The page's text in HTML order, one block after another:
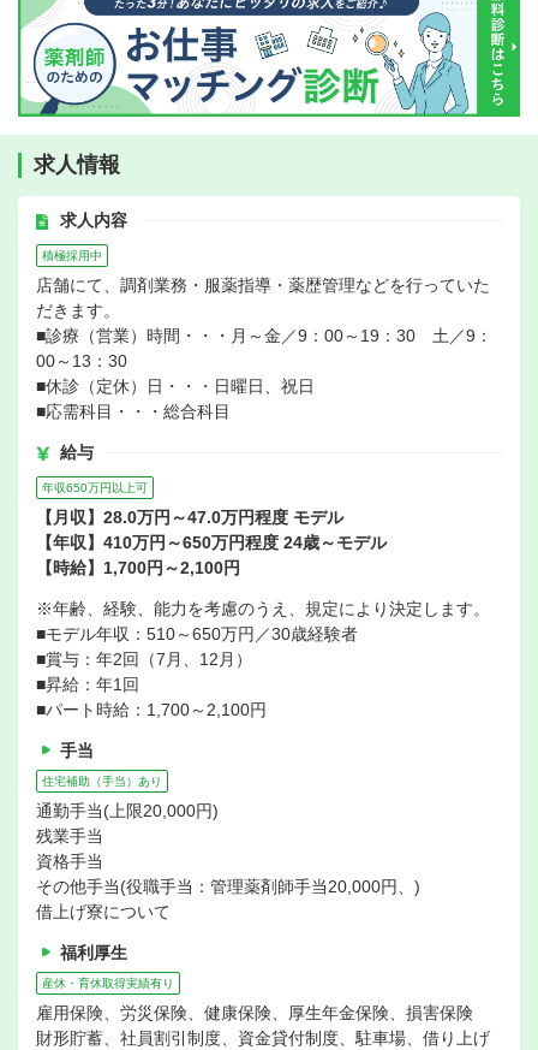
求人情報
求人内容
積極採用中
店舗にて、調剤業務・服薬指導・薬歴管理などを行っていた
だきます。
■診療（営業）時間・・・月～金／9：00～19：30 土／9：
00～13：30
■休診（定休）日・・・日曜日、祝日
■応需科目・・・総合科目
給与
年収650万円以上可
【月収】28.0万円～47.0万円程度 モデル
【年収】410万円～650万円程度 24歳～モデル
【時給】1,700円～2,100円
※年齢、経験、能力を考慮のうえ、規定により決定します。
■モデル年収：510～650万円／30歳経験者
■賞与：年2回（7月、12月）
■昇給：年1回
■パート時給：1,700～2,100円
手当
住宅補助（手当）あり
通勤手当(上限20,000円)
残業手当
資格手当
その他手当(役職手当：管理薬剤師手当20,000円、)
借上げ寮について
福利厚生
産休・育休取得実績有り
雇用保険、労災保険、健康保険、厚生年金保険、損害保険
財形貯蓄、社員割引制度、資金貸付制度、駐車場、借り上げ